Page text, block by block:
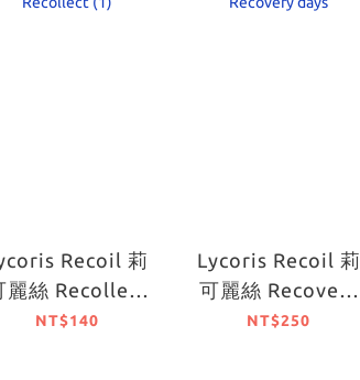
Recoil 莉
麗絲 Recollect
(1)
NT$140
Lycoris Recoil 莉
可麗絲 Recovery
days
NT$250